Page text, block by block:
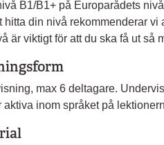
B1/B1+ på Europarådets
hitta din nivå rekommenderar vi
är viktigt för att du ska få ut så
max 6 deltagare.
aktiva inom språket på